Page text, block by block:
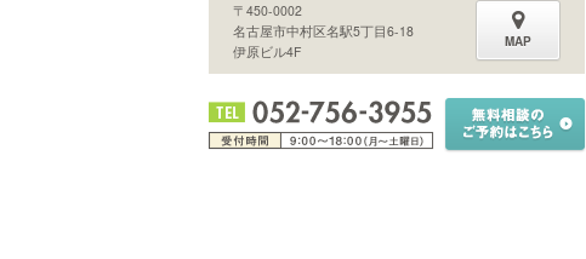
〒450-0002
名古屋市中村区名駅5丁目6-18
伊原ビル4F
MAP